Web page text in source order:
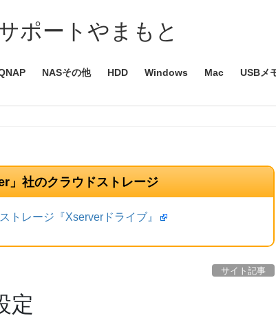
ポートやまもと
NASその他 HDD Windows Mac USBメ
」社のクラウドストレージ
トレージ『Xserverドライブ』
サイト記事
定